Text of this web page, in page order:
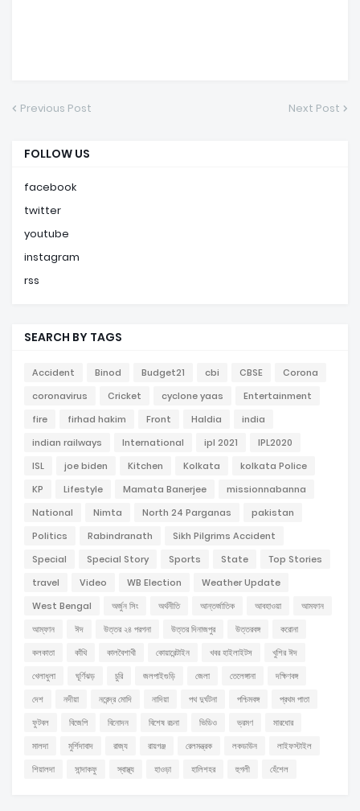
Previous Post Next Post
FOLLOW US
facebook
twitter
youtube
instagram
rss
SEARCH BY TAGS
Accident Binod Budget21 cbi CBSE
Corona
coronavirus
Cricket cyclone yaas
Entertainment
fire
firhad hakim Front Haldia
india
indian railways
International ipl 2021
IPL2020
ISL
joe biden Kitchen Kolkata
kolkata Police
KP
Lifestyle Mamata Banerjee
missionnabanna
National
Nimta North 24 Parganas
pakistan
Politics
Rabindranath
Sikh Pilgrims Accident
Special
Special Story Sports State
Top Stories
travel
Video WB Election
Weather Update
West Bengal
অর্জুন সিং অর্থনীতি আন্তর্জাতিক আবহাওয়া
আমফান
আম্ফান
ঈদ উত্তর ২৪ পরগনা উত্তর দিনাজপুর উত্তরবঙ্গ
করোনা
কলকাতা
কাঁথি কালবৈশাখী কোয়ারেন্টাইন খবর হাইলাইটস
খুশির ঈদ
খেলাধুলা
ঘূর্ণিঝড় চুরি জলপাইগুড়ি জেলা তেলেঙ্গানা
দক্ষিণবঙ্গ
দেশ
নদীয়া নরেন্দ্র মোদি নাদিয়া পথ দুর্ঘটনা পশ্চিমবঙ্গ
প্রথম পাতা
ফুটবল
বিজেপি বিনোদন বিশেষ রচনা ভিডিও ভ্রমণ
মারধোর
মালদা
মুর্শিদাবাদ রাজ্য রায়গঞ্জ রেলমন্ত্রক লকডাউন
লাইফস্টাইল
শিয়ালদা
সান্দাকফু স্বাস্থ্য হাওড়া হালিশহর হুগলী হেঁশেল